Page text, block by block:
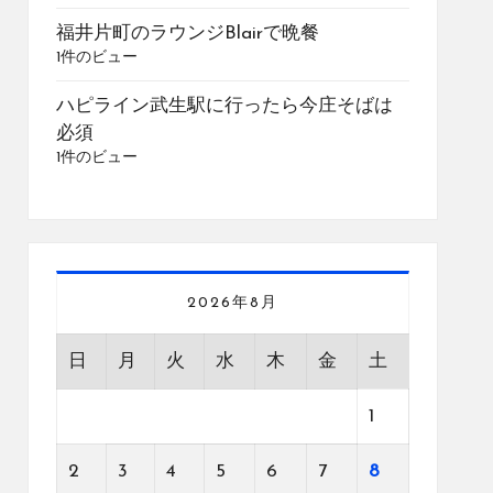
福井片町のラウンジBlairで晩餐
1件のビュー
ハピライン武生駅に行ったら今庄そばは
必須
1件のビュー
2026年8月
日 月 火 水 木 金 土
1
2 3 4 5 6 7 8